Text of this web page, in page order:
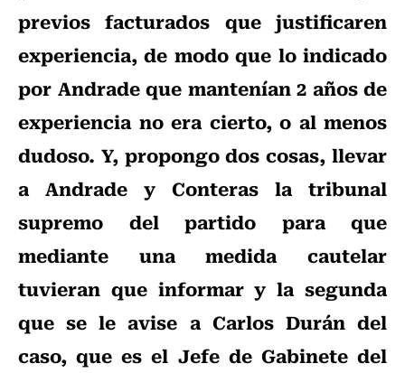
previos facturados que justificaren
experiencia, de modo que lo indicado
por Andrade que mantenían 2 años de
experiencia no era cierto, o al menos
dudoso. Y, propongo dos cosas, llevar
a Andrade y Conteras la tribunal
supremo del partido para que
mediante una medida cautelar
tuvieran que informar y la segunda
que se le avise a Carlos Durán del
caso, que es el Jefe de Gabinete del